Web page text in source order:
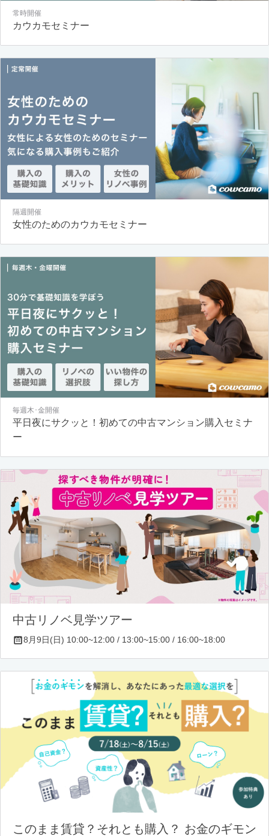
常時開催
カウカモセミナー
隔週開催
女性のためのカウカモセミナー
毎週木･金開催
平日夜にサクッと！初めての中古マンション購入セミナ
ー
中古リノベ見学ツアー
8月9日(日) 10:00~12:00 / 13:00~15:00 / 16:00~18:00
このまま賃貸？それとも購入？ お金のギモン